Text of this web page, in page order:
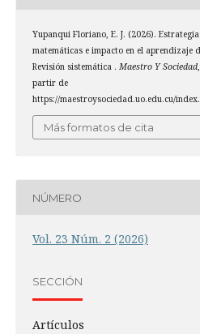
Yupanqui Floriano, E. J. (2026).
matemáticas e impacto en el aprendizaje
Revisión sistemática . Maestro Y Sociedad,
partir de
https://maestroysociedad.uo.edu.cu/
Más formatos de cita
NÚMERO
Vol. 23 Núm. 2 (2026)
SECCIÓN
Artículos